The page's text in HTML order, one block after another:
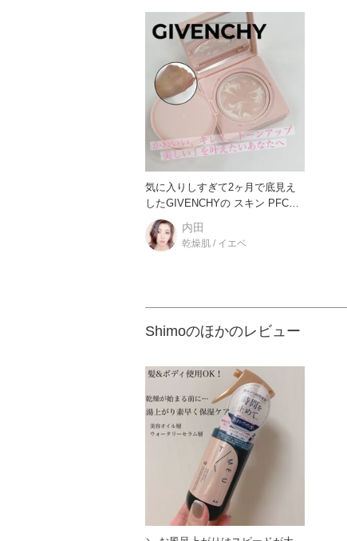
気に入りしすぎて2ヶ月で底見え
したGIVENCHYの スキン PFCT
コンパクト クリ
内田
乾燥肌 / イエベ
Shimoのほかのレビュー